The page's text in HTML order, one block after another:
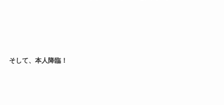
そして、 本人降臨！